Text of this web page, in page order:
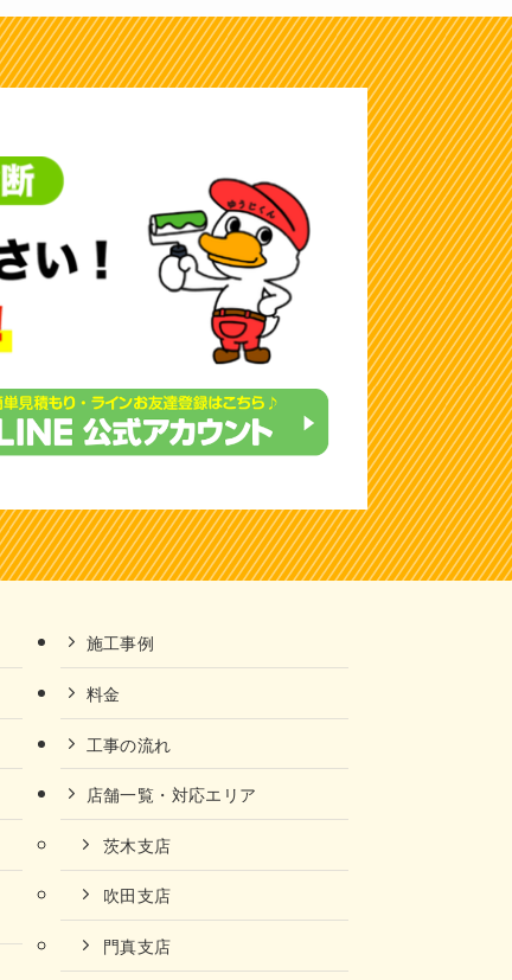
施工事例
料金
工事の流れ
店舗一覧・対応エリア
茨木支店
吹田支店
門真支店